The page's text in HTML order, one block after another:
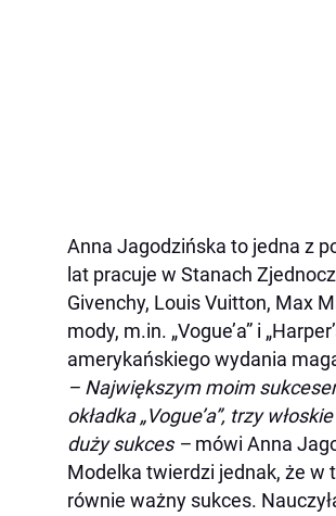
Anna Jagodzińska to jedna z
lat pracuje w Stanach
Givenchy, Louis Vuitton, Max
mody, m.in. „Vogue’a” i
amerykańskiego wydania
– Największym moim
okładka „Vogue’a”, trzy
duży sukces – mówi Anna
Modelka twierdzi jednak, że w
równie ważny sukces.